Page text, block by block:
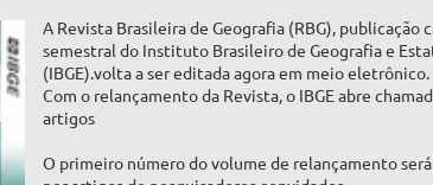
A Revista Brasileira de Geografia (RBG), publicação
semestral do Instituto Brasileiro de Geografia e
(IBGE).volta a ser editada agora em meio eletrônico.
Com o relançamento da Revista, o IBGE abre
artigos
O primeiro número do volume de relançamento